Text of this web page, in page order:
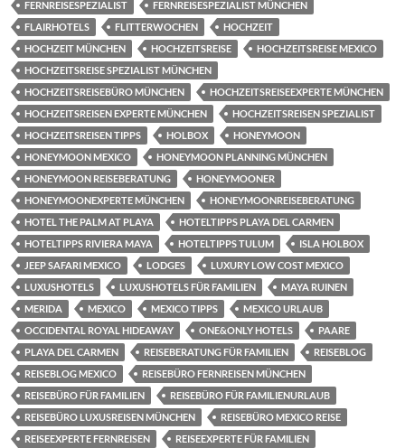
FERNREISESPEZIALIST
FERNREISESPEZIALIST MÜNCHEN
FLAIRHOTELS
FLITTERWOCHEN
HOCHZEIT
HOCHZEIT MÜNCHEN
HOCHZEITSREISE
HOCHZEITSREISE MEXICO
HOCHZEITSREISE SPEZIALIST MÜNCHEN
HOCHZEITSREISEBÜRO MÜNCHEN
HOCHZEITSREISEEXPERTE MÜNCHEN
HOCHZEITSREISEN EXPERTE MÜNCHEN
HOCHZEITSREISEN SPEZIALIST
HOCHZEITSREISEN TIPPS
HOLBOX
HONEYMOON
HONEYMOON MEXICO
HONEYMOON PLANNING MÜNCHEN
HONEYMOON REISEBERATUNG
HONEYMOONER
HONEYMOONEXPERTE MÜNCHEN
HONEYMOONREISEBERATUNG
HOTEL THE PALM AT PLAYA
HOTELTIPPS PLAYA DEL CARMEN
HOTELTIPPS RIVIERA MAYA
HOTELTIPPS TULUM
ISLA HOLBOX
JEEP SAFARI MEXICO
LODGES
LUXURY LOW COST MEXICO
LUXUSHOTELS
LUXUSHOTELS FÜR FAMILIEN
MAYA RUINEN
MERIDA
MEXICO MEXICO TIPPS
MEXICO URLAUB
OCCIDENTAL ROYAL HIDEAWAY
ONE&ONLY HOTELS
PAARE
PLAYA DEL CARMEN
REISEBERATUNG FÜR FAMILIEN
REISEBLOG
REISEBLOG MEXICO
REISEBÜRO FERNREISEN MÜNCHEN
REISEBÜRO FÜR FAMILIEN
REISEBÜRO FÜR FAMILIENURLAUB
REISEBÜRO LUXUSREISEN MÜNCHEN
REISEBÜRO MEXICO REISE
REISEEXPERTE FERNREISEN
REISEEXPERTE FÜR FAMILIEN